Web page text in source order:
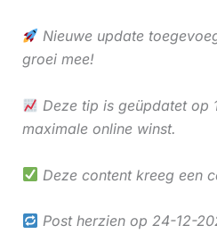
Nieuwe update
groei mee!
Deze tip is geüpdatet op
maximale online winst.
Deze content kreeg een
Post herzien op 24-12-